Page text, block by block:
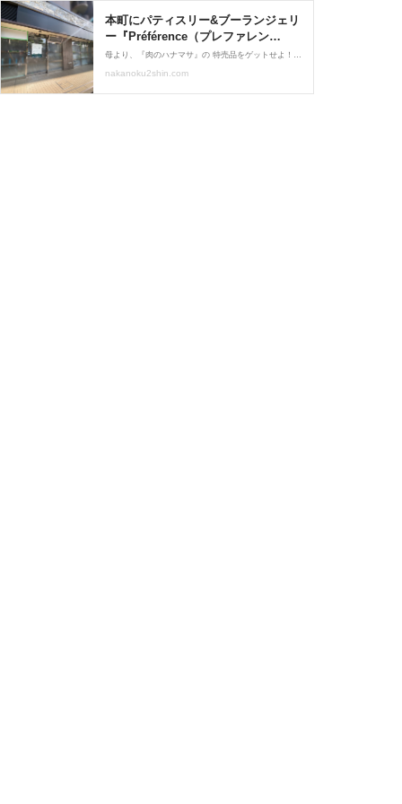
本町にパティスリー&ブーランジェリ
ー『Préférence（プレファレン
ス）』がオープンするらしい。 : な
かのく通信 - 東京都中野区の地域情
母より、『肉のハナマサ』の 特売品をゲットせよ！との指令。 さっそく『青梅街道』を自転車で爆走～ …と、工事中っぽいお店発見。 貼り紙読み込む…なんと！！ パティスリーとブーランジェリーの お店がオープンするらしい！
nakanoku2shin.com